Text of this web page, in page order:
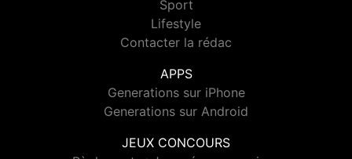
Sport
Lifestyle
Contacter la rédac
APPS
Generations sur iPhone
Generations sur Android
JEUX CONCOURS